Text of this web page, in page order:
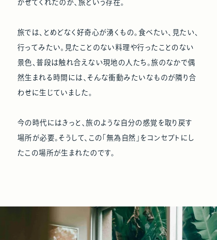
かせてくれたのが、旅という存在。
旅では、とめどなく好奇心が湧くもの。食べたい、見たい、
行ってみたい。見たことのない料理や行ったことのない
景色、普段は触れ合えない現地の人たち。旅のなかで偶
然生まれる時間には、そんな衝動みたいなものが隣り合
わせに生じていました。
今の時代にはきっと、旅のような自分の感覚を取り戻す
場所が必要。そうして、この「無為自然」をコンセプトにし
たこの場所が生まれたのです。